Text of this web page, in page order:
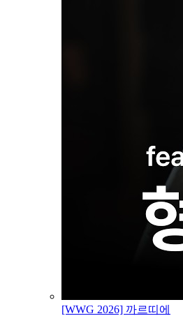
[WWG 2026] 까르띠에